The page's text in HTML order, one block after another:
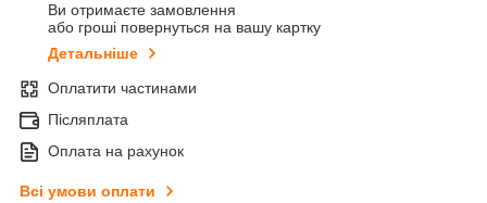
Ви отримаєте замовлення
або гроші повернуться на вашу картку
Детальніше
Оплатити частинами
Післяплата
Оплата на рахунок
Всі умови оплати